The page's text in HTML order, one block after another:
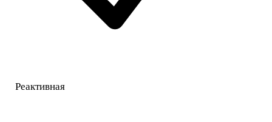
Реактивная